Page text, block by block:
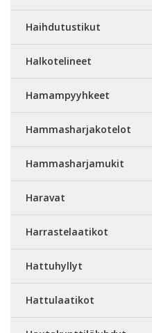
Haihdutustikut
Halkotelineet
Hamampyyhkeet
Hammasharjakotelot
Hammasharjamukit
Haravat
Harrastelaatikot
Hattuhyllyt
Hattulaatikot